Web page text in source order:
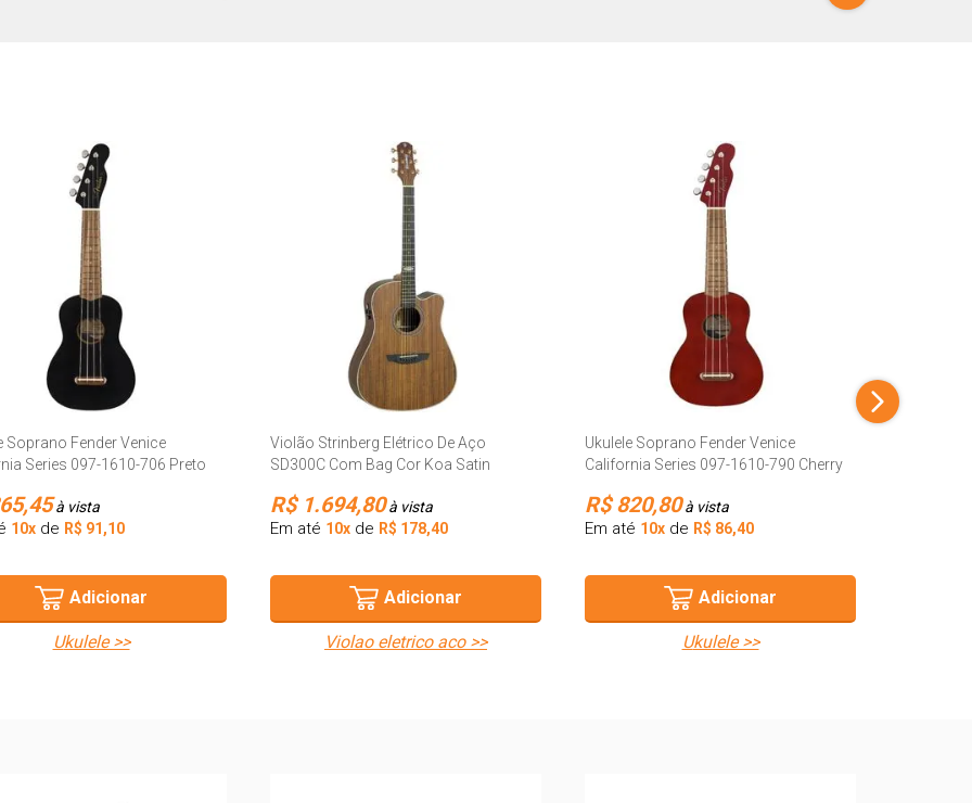
Soprano Fender Venice
Series 097-1610-706 Preto
à vista
10x de R$ 91,10
Adicionar
ukulele >>
Violão Strinberg Elétrico De Aço
SD300C Com Bag Cor Koa Satin
R$ 1.694,80à vista
Em até 10x de R$ 178,40
Adicionar
violao eletrico aco >>
Ukulele Soprano Fender Venice
California Series 097-1610-790 Cherry
R$ 820,80à vista
Em até 10x de R$ 86,40
Adicionar
ukulele >>